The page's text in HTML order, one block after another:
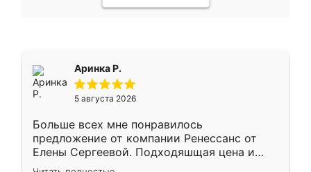
Аринка Р.
5 августа 2026
Больше всех мне понравилось
предложение от компании Ренессанс от
Елены Сергеевой. Подходяшщая цена и
короткие сроки изготовления. Приехавший